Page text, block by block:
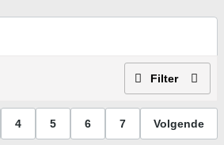
Filter
4 5 6 7 Volgende